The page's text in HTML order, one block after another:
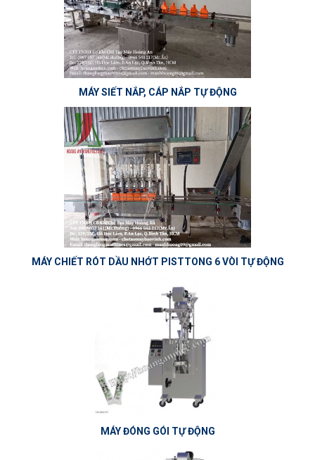
MÁY SIẾT NẮP, CÁP NẮP TỰ ĐỘNG
MÁY CHIẾT RÓT DẦU NHỚT PISTTONG 6 VÒI TỰ ĐỘNG
MÁY ĐÓNG GÓI TỰ ĐỘNG